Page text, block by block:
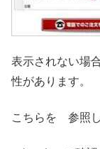
表示されない場
性があります。
こちらを 参照し